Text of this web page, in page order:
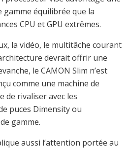
gamme équilibrée que la
CPU et GPU extrêmes.
la vidéo, le multitâche courant
devrait offrir une
le CAMON Slim n’est
comme une machine de
de rivaliser avec les
puces Dimensity ou
gamme.
aussi l’attention portée au